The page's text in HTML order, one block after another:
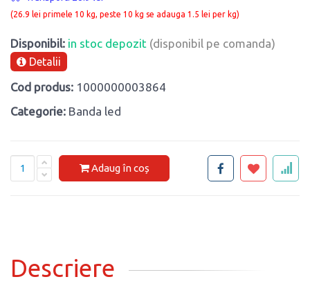
(26.9 lei primele 10 kg, peste 10 kg se adauga 1.5 lei per kg)
Disponibil: in stoc depozit (disponibil pe comanda)
Detalii
Cod produs: 1000000003864
Categorie: Banda led
Adaug în coș
Descriere